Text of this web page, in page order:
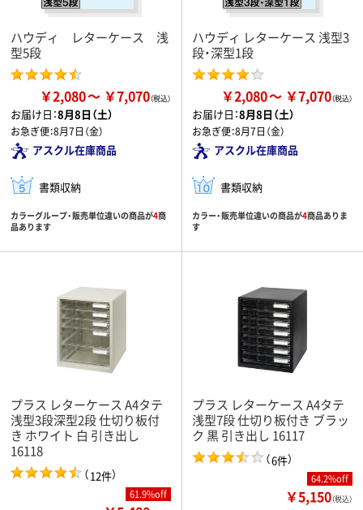
ハウディ レターケース 浅
型5段
￥2,080 ￥7,070
お届け日：8月8日（土）
お急ぎ便：8月7日（金）
アスクル在庫商品
書類収納
カラーグループ・販売単位違いの商品が4商
品あります
ハウディ レターケース 浅型3
段・深型1段
￥2,080 ￥7,070
お届け日：8月8日（土）
お急ぎ便：8月7日（金）
アスクル在庫商品
書類収納
カラー・販売単位違いの商品が4商品ありま
す
プラス レターケース A4タテ
浅型3段深型2段 仕切り板付
き ホワイト 白 引き出し
16118
（12件）
61.9%off
プラス レターケース A4タテ
浅型7段 仕切り板付き ブラッ
ク 黒 引き出し 16117
（6件）
64.2%off
￥5,150（税込）